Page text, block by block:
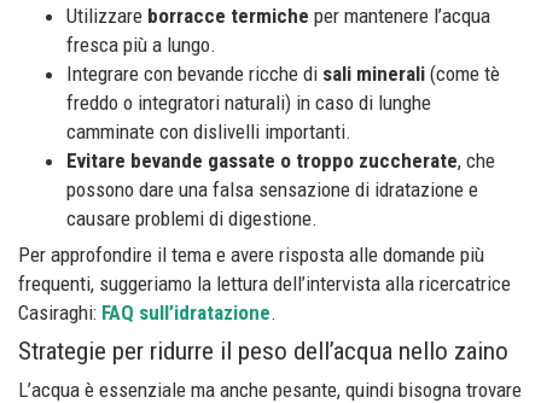
Utilizzare borracce termiche per mantenere l’acqua
fresca più a lungo.
Integrare con bevande ricche di sali minerali (come tè
freddo o integratori naturali) in caso di lunghe
camminate con dislivelli importanti.
Evitare bevande gassate o troppo zuccherate, che
possono dare una falsa sensazione di idratazione e
causare problemi di digestione.
Per approfondire il tema e avere risposta alle domande più
frequenti, suggeriamo la lettura dell’intervista alla ricercatrice
Casiraghi: FAQ sull’idratazione.
Strategie per ridurre il peso dell’acqua nello zaino
L’acqua è essenziale ma anche pesante, quindi bisogna trovare